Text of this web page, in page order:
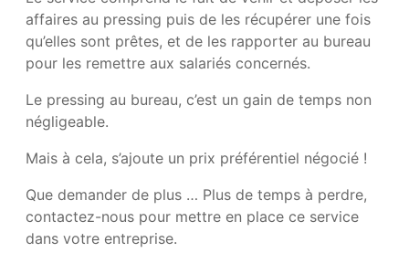
affaires au pressing puis de les récupérer une fois
qu’elles sont prêtes, et de les rapporter au bureau
pour les remettre aux salariés concernés.
Le pressing au bureau, c’est un gain de temps non
négligeable.
Mais à cela, s’ajoute un prix préférentiel négocié !
Que demander de plus … Plus de temps à perdre,
contactez-nous pour mettre en place ce service
dans votre entreprise.